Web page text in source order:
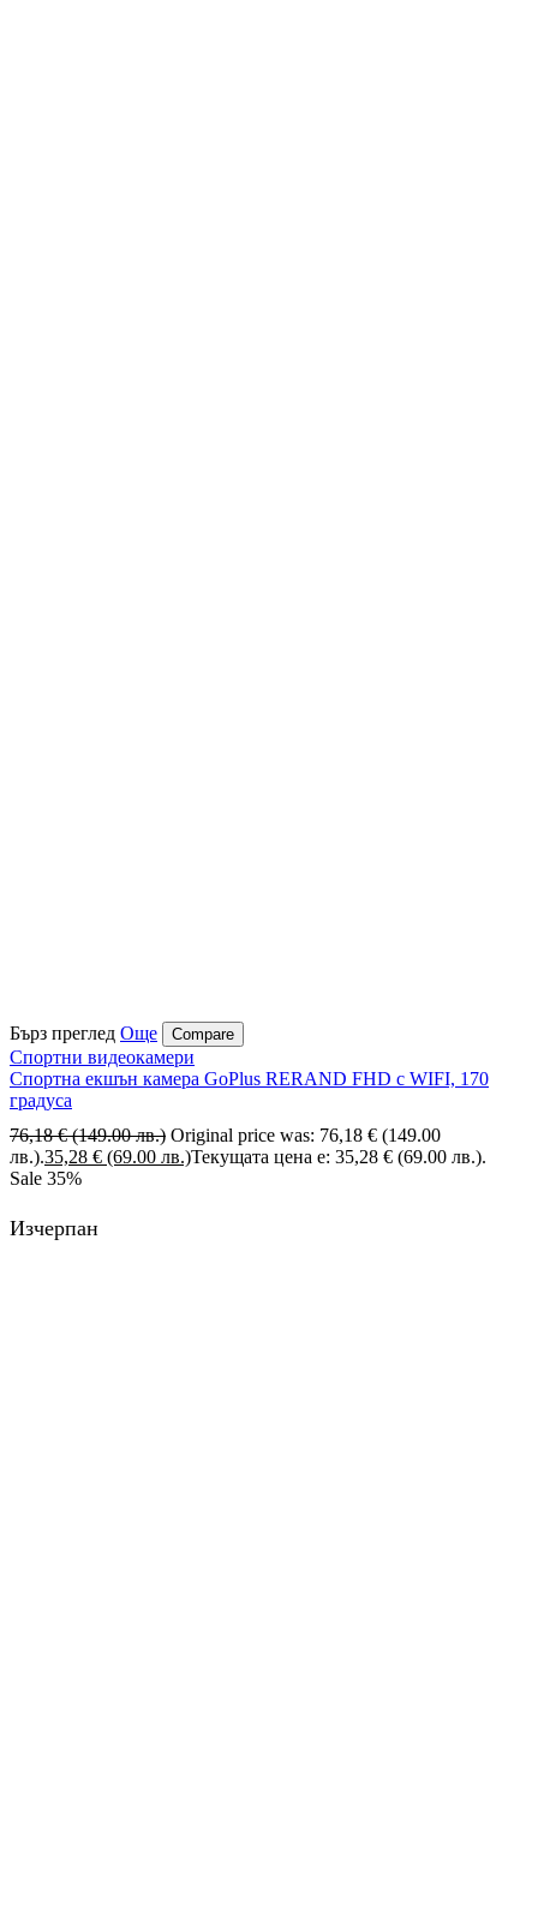
Бърз преглед Още Compare
Спортни видеокамери
Спортна екшън камера GoPlus RERAND FHD с WIFI, 170
градуса
76,18€ (149.00 лв.) Original price was: 76,18 € (149.00
лв.).35,28 € (69.00 лв.)Текущата цена е: 35,28 € (69.00 лв.).
Sale 35%
Изчерпан